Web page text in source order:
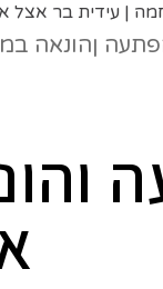
| עידית בר אצל